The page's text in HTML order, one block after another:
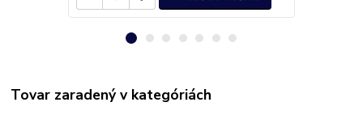
Tovar zaradený v kategóriách